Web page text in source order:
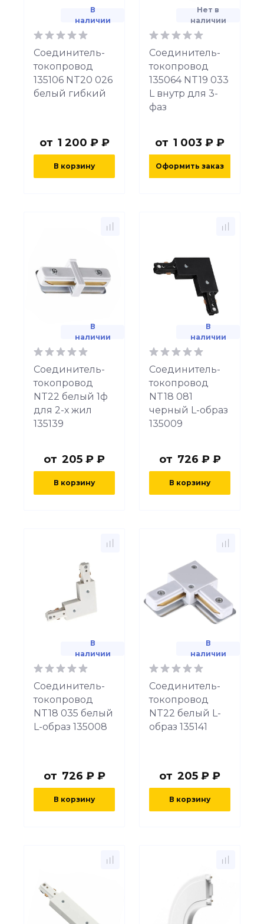
В
наличии
Соединитель-
токопровод
135106 NT20 026
белый гибкий
от 1 200 ₽ ₽
В корзину
Нет в
наличии
Соединитель-
токопровод
135064 NT19 033
L внутр для 3-
фаз
от 1 003 ₽ ₽
Оформить заказ
В
наличии
Соединитель-
токопровод
NT22 белый 1ф
для 2-х жил
135139
от 205 ₽ ₽
В корзину
В
наличии
Соединитель-
токопровод
NT18 081
черный L-образ
135009
от 726 ₽ ₽
В корзину
В
наличии
Соединитель-
токопровод
NT18 035 белый
L-образ 135008
от 726 ₽ ₽
В корзину
В
наличии
Соединитель-
токопровод
NT22 белый L-
образ 135141
от 205 ₽ ₽
В корзину